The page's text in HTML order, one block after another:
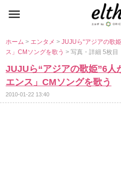
ホーム> エンタメ>JUJUら“アジアの歌
ス」CMソングを歌う> 写真・詳細 5枚目
JUJUら“アジアの歌姫”6
エンス」CMソングを歌う
2010-01-22 13:40